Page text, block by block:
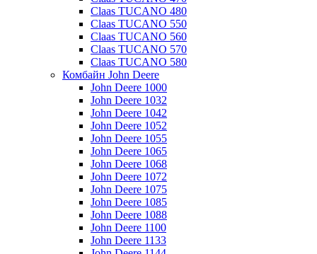
Claas TUCANO 480
Claas TUCANO 550
Claas TUCANO 560
Claas TUCANO 570
Claas TUCANO 580
Комбайн John Deere
John Deere 1000
John Deere 1032
John Deere 1042
John Deere 1052
John Deere 1055
John Deere 1065
John Deere 1068
John Deere 1072
John Deere 1075
John Deere 1085
John Deere 1088
John Deere 1100
John Deere 1133